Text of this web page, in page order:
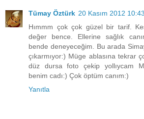
Tümay Öztürk 20 Kasım 2012 10:43
Hımmm çok çok güzel bir tarif.
değer bence. Ellerine sağlık
bende deneyeceğim. Bu arada
çıkarmıyor:) Müge ablasına tekrar
düz dursa foto çekip yollıycam
benim cadı:) Çok öptüm canım:)
Yanıtla